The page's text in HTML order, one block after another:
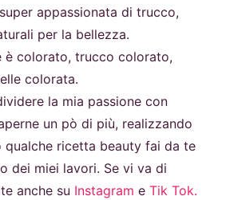
appassionata di trucco,
per la bellezza.
è colorato, trucco colorato,
colorata.
la mia passione con
un pò di più, realizzando
qualche ricetta beauty fai da te
dei miei lavori. Se vi va di
anche su Instagram e Tik Tok.